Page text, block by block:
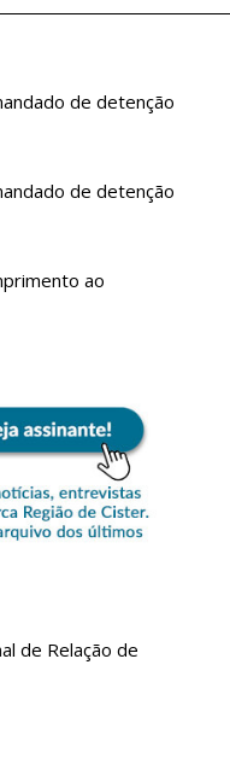
manter este serviço
e versões digitais.
DIGITAL
de detenção
de detenção
ao
de Relação de